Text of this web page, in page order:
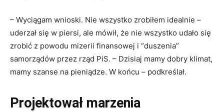
– Wyciągam wnioski. Nie wszystko zrobiłem idealnie –
uderzał się w piersi, ale mówił, że nie wszystko udało się
zrobić z powodu mizerii finansowej i “duszenia”
samorządów przez rząd PiS. – Dzisiaj mamy dobry klimat,
mamy szanse na pieniądze. W końcu – podkreślał.
Projektował marzenia